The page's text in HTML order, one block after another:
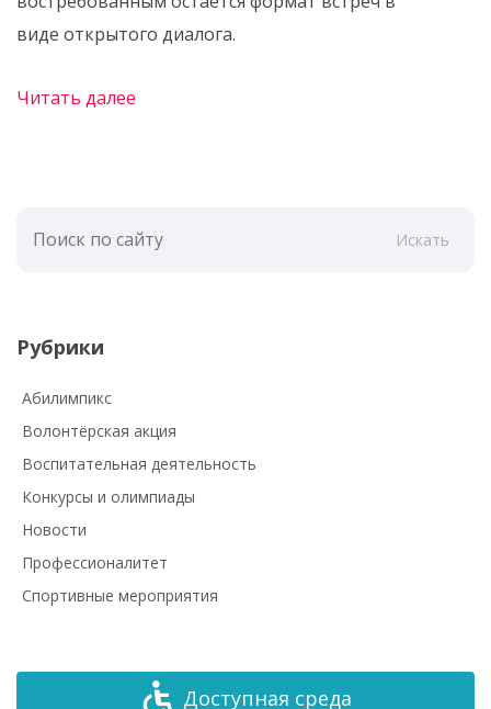
виде открытого диалога.
Читать далее
Искать
Рубрики
Абилимпикс
Волонтёрская акция
Воспитательная деятельность
Конкурсы и олимпиады
Новости
Профессионалитет
Спортивные мероприятия
Доступная среда